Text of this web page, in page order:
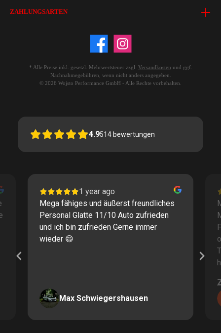
ZAHLUNGSARTEN
* Alle Preise inkl. gesetzl. Mehrwertsteuer zzgl. Versandkosten und ggf.
Nachnahmegebühren, wenn nicht anders angegeben.
© 2026 Wojsto Performance GmbH - Alle Rechte vorbehalten.
4.9514 bewertungen
1 year ago
Mega fähiges und äußerst freundliches
Personal Glatte 11/10 Auto zufrieden
und ich bin zufrieden Gerne immer
wieder 😄
Max Schwiegershausen